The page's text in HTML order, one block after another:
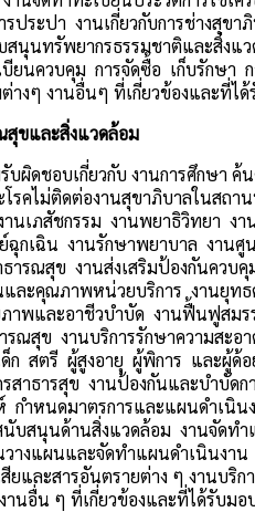
รประปา งานเกี่ยวกับการช่างสุ
สนุนทรัพยากรธรรมชาติและสิ่งแ
บียนควบคุม การจัดซื้อ เก็บรักษา
างๆ งานอื่นๆ ที่เกี่ยวข้องและที่ไ
สุขและสิ่งแวดล้อม
ผิดชอบเกี่ยวกับ งานการศึกษา ค้
โรคไม่ติดต่องานสุขาภิบาลในสถ
นเภสัชกรรม งานพยาธิวิทยา ง
ฉุกเฉิน งานรักษาพยาบาล งาน
ธารณสุข งานส่งเสริมป้องกันคว
และคุณภาพหน่วยบริการ งานยุ
าพและอาชีวบำบัด งานฟื้นฟูสม
รณสุข งานบริการรักษาความสะ
ก สตรี ผู้สูงอายุ ผู้พิการ และผู้ด้
รสาธารสุข งานป้องกันและบำบั
กำหนดมาตรการและแผนดำเนิ
นับสนุนด้านสิ่งแวดล้อม งานจัดท
างแผนและจัดทำแผนดำเนินงา
สียและสารอันตรายต่าง ๆ งานบ
านอื่น ๆ ที่เกี่ยวข้องและที่ได้รับม